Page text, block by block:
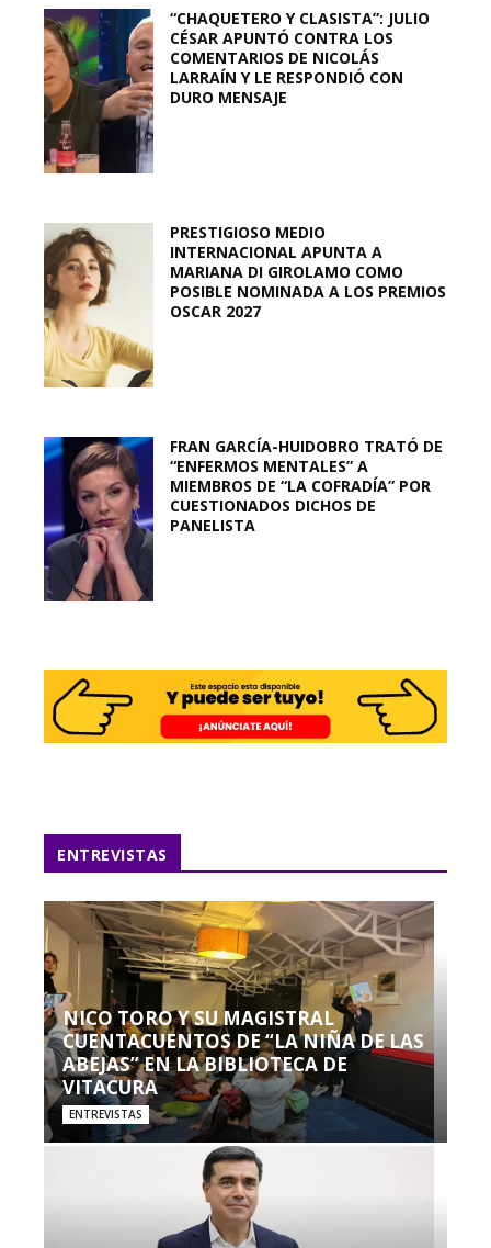
“CHAQUETERO Y CLASISTA”: JULIO
CÉSAR APUNTÓ CONTRA LOS
COMENTARIOS DE NICOLÁS
LARRAÍN Y LE RESPONDIÓ CON
DURO MENSAJE
PRESTIGIOSO MEDIO
INTERNACIONAL APUNTA A
MARIANA DI GIROLAMO COMO
POSIBLE NOMINADA A LOS PREMIOS
OSCAR 2027
FRAN GARCÍA-HUIDOBRO TRATÓ DE
“ENFERMOS MENTALES” A
MIEMBROS DE “LA COFRADÍA” POR
CUESTIONADOS DICHOS DE
PANELISTA
ENTREVISTAS
NICO TORO Y SU MAGISTRAL
CUENTACUENTOS DE “LA NIÑA DE LAS
ABEJAS” EN LA BIBLIOTECA DE
VITACURA
ENTREVISTAS